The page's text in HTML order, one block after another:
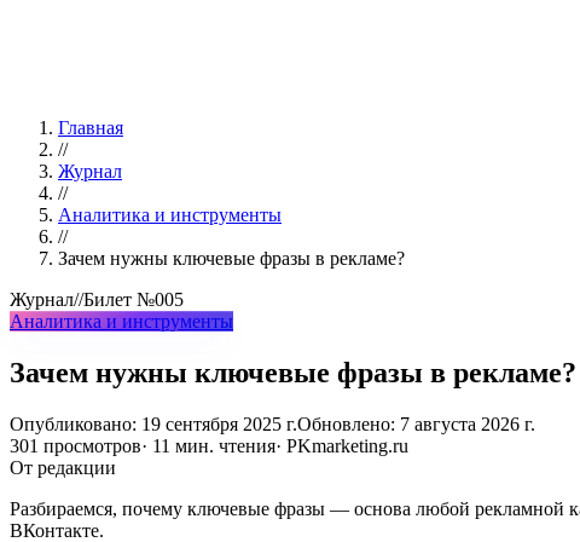
Главная
//
Журнал
//
Аналитика и инструменты
//
Зачем нужны ключевые фразы в рекламе?
Журнал//Билет №005
Аналитика и инструменты
Зачем нужны ключевые фразы в рекламе?
Опубликовано: 19 сентября 2025 г.Обновлено: 7 августа 2026 г.
301 просмотров· 11 мин. чтения· PKmarketing.ru
От редакции
Разбираемся, почему ключевые фразы — основа любой рекламной
ВКонтакте.